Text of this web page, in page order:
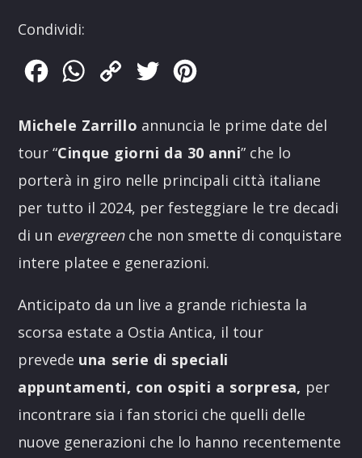
Condividi:
FacebookWhatsApp
Copy
Twitter
Michele Zarrillo annuncia le prime date del
tour “Cinque giorni da 30 anni” che lo
porterà in giro nelle principali città italiane
per tutto il 2024, per festeggiare le tre decadi
di un evergreenche non smette di conquistare
intere platee e generazioni.
Anticipato da un live a grande richiesta la
scorsa estate a Ostia Antica, il tour
prevede una serie di speciali
appuntamenti, con ospiti a sorpresa, per
incontrare sia i fan storici che quelli delle
nuove generazioni che lo hanno recentemente